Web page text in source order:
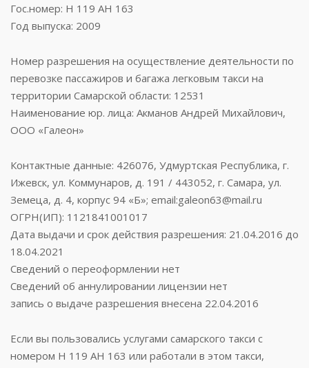
Гос.номер: Н 119 АН 163
Год выпуска: 2009
Номер разрешения на осуществление деятельности по
перевозке пассажиров и багажа легковым такси на
территории Самарской области: 12531
Наименование юр. лица: Акманов Андрей Михайлович,
ООО «Галеон»
Контактные данные: 426076, Удмуртская Республика, г.
Ижевск, ул. Коммунаров, д. 191 / 443052, г. Самара, ул.
Земеца, д. 4, корпус 94 «Б»; email:galeon63@mail.ru
ОГРН(ИП): 1121841001017
Дата выдачи и срок действия разрешения: 21.04.2016 до
18.04.2021
Сведений о переоформлении нет
Сведений об аннулировании лицензии нет
запись о выдаче разрешения внесена 22.04.2016
Если вы пользовались услугами самарского такси с
номером Н 119 АН 163 или работали в этом такси,